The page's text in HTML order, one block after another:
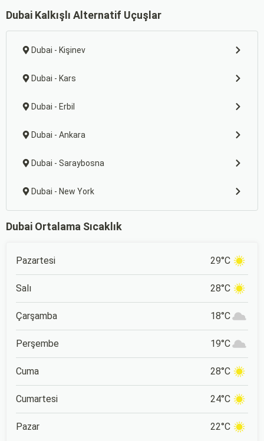
Dubai Kalkışlı Alternatif Uçuşlar
Dubai - Kişinev
Dubai - Kars
Dubai - Erbil
Dubai - Ankara
Dubai - Saraybosna
Dubai - New York
Dubai Ortalama Sıcaklık
Pazartesi 29°C
Salı 28°C
Çarşamba 18°C
Perşembe 19°C
Cuma 28°C
Cumartesi 24°C
Pazar 22°C